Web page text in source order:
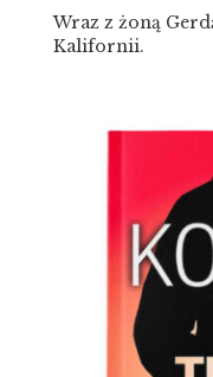
Wraz z żoną
Kalifornii.